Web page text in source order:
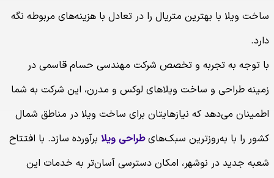
ساخت ویلا با بهترین متریال را در تعادل با هزینه‌های مربوطه نگه
دارد.
با توجه به تجربه و تخصص شرکت مهندسی حسام قاسمی در
زمینه طراحی و ساخت ویلاهای لوکس و مدرن، این شرکت به شما
اطمینان می‌دهد که نیازهایتان برای ساخت ویلا در مناطق شمال
کشور را با به‌روزترین سبک‌هایطراحی ویلا برآورده سازد. با افتتاح
شعبه جدید در نوشهر، امکان دسترسی آسان‌تر به خدمات این